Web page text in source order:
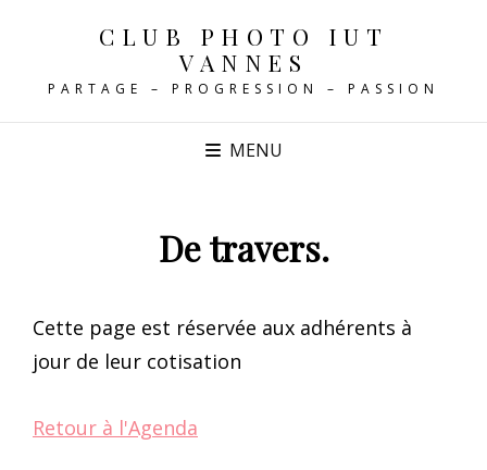
CLUB PHOTO IUT
VANNES
PARTAGE – PROGRESSION – PASSION
MENU
De travers.
Cette page est réservée aux adhérents à
jour de leur cotisation
Retour à l'Agenda